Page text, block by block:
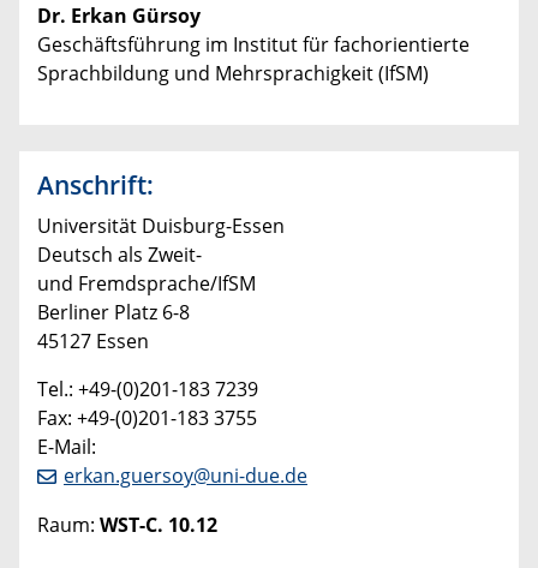
Dr. Erkan Gürsoy
Geschäftsführung im Institut für fachorientierte
Sprachbildung und Mehrsprachigkeit (IfSM)
Anschrift:
Universität Duisburg-Essen
Deutsch als Zweit-
und Fremdsprache/IfSM
Berliner Platz 6-8
45127 Essen
Tel.: +49-(0)201-183 7239
Fax: +49-(0)201-183 3755
E-Mail:
erkan.guersoy@uni-due.de
Raum: WST-C. 10.12